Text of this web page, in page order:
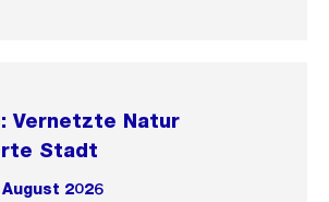
Vernetzte Natur
Stadt
2026